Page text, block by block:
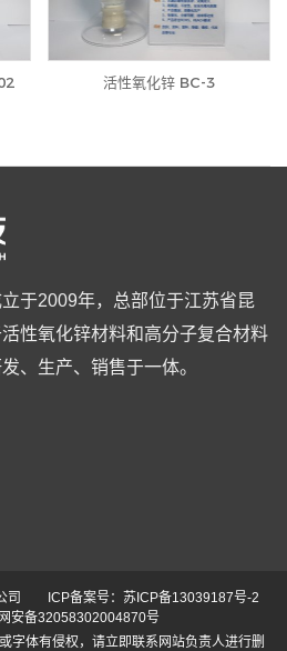
活性氧化锌 BC-3
于2009年，总部位于江苏省昆
性氧化锌材料和高分子复合材料
、生产、销售于一体。
司 ICP备案号： 苏ICP备13039187号-2
安备32058302004870号
字体有侵权，请立即联系网站负责人进行删